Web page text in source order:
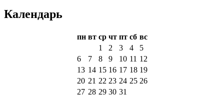
Календарь
пн вт ср чт пт сб вс
1
2 3 4
5
6
7 8 9 10 11 12
13 14 15 16 17 18 19
20 21 22 23 24 25 26
27 28 29 30 31